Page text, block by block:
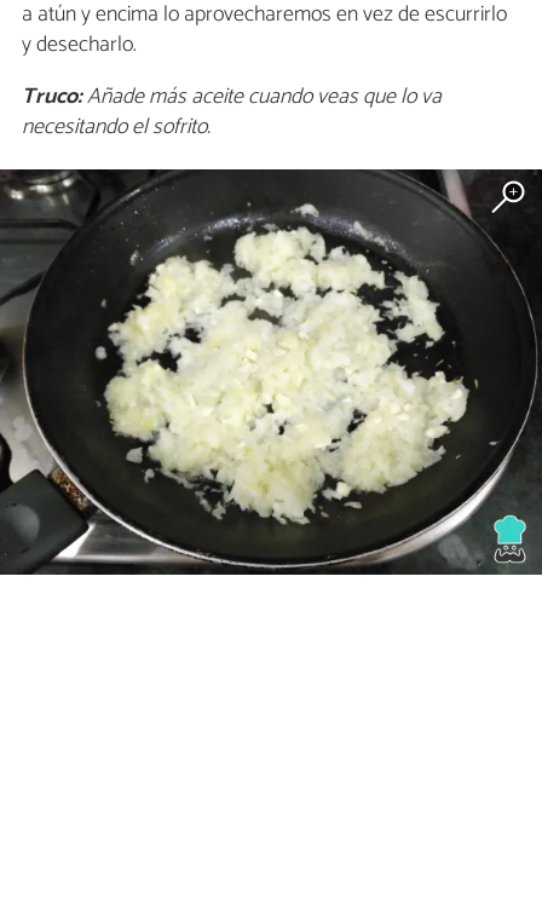
a atún y encima lo aprovecharemos en vez de escurrirlo
y desecharlo.
Truco:Añade más aceite cuando veas que lo va
necesitando el sofrito.